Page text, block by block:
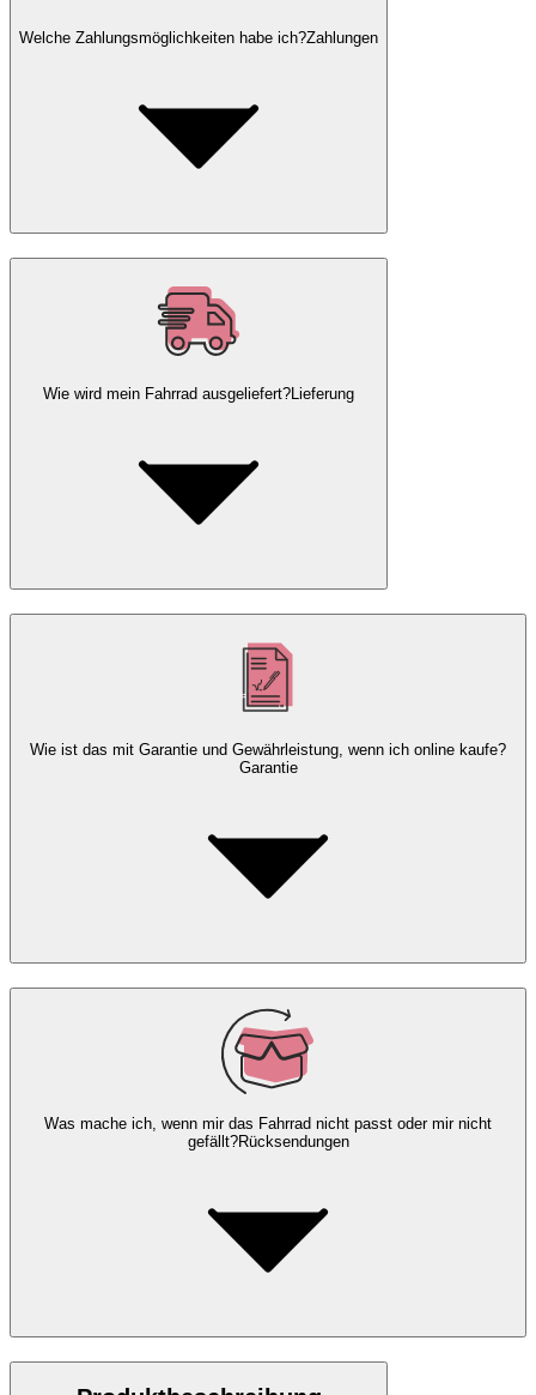
Welche Zahlungsmöglichkeiten habe ich?Zahlungen
Wie wird mein Fahrrad ausgeliefert?Lieferung
Wie ist das mit Garantie und Gewährleistung, wenn ich online kaufe?
Garantie
Was mache ich, wenn mir das Fahrrad nicht passt oder mir nicht
gefällt?Rücksendungen